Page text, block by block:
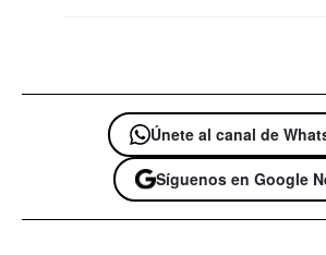
Únete al canal de
Síguenos en Google